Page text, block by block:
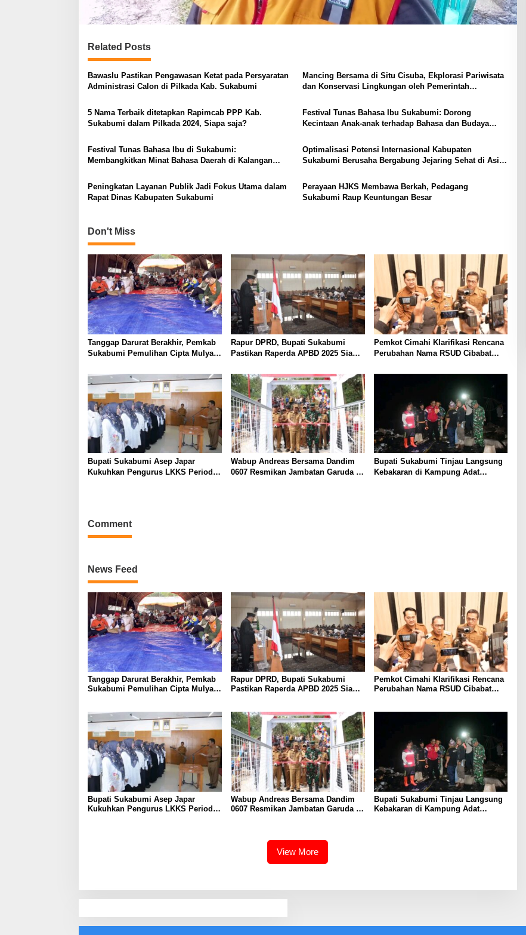
Related Posts
Bawaslu Pastikan Pengawasan Ketat pada Persyaratan
Administrasi Calon di Pilkada Kab. Sukabumi
Mancing Bersama di Situ Cisuba, Ekplorasi Pariwisata
dan Konservasi Lingkungan oleh Pemerintah
5 Nama Terbaik ditetapkan Rapimcab PPP Kab.
Sukabumi dalam Pilkada 2024, Siapa saja?
Festival Tunas Bahasa Ibu Sukabumi: Dorong
Kecintaan Anak-anak terhadap Bahasa dan Budaya
Festival Tunas Bahasa Ibu di Sukabumi:
Membangkitkan Minat Bahasa Daerah di Kalangan
Optimalisasi Potensi Internasional Kabupaten
Sukabumi Berusaha Bergabung Jejaring Sehat di Asia
Peningkatan Layanan Publik Jadi Fokus Utama dalam
Rapat Dinas Kabupaten Sukabumi
Perayaan HJKS Membawa Berkah, Pedagang
Sukabumi Raup Keuntungan Besar
Don't Miss
Tanggap Darurat Berakhir, Pemkab
Sukabumi Pemulihan Cipta Mulya
Rapur DPRD, Bupati Sukabumi
Pastikan Raperda APBD 2025 Siap
Pemkot Cimahi Klarifikasi Rencana
Perubahan Nama RSUD Cibabat
Bupati Sukabumi Asep Japar
Kukuhkan Pengurus LKKS Periode
Wabup Andreas Bersama Dandim
0607 Resmikan Jambatan Garuda di
Bupati Sukabumi Tinjau Langsung
Kebakaran di Kampung Adat
Comment
News Feed
Tanggap Darurat Berakhir, Pemkab
Sukabumi Pemulihan Cipta Mulya
Rapur DPRD, Bupati Sukabumi
Pastikan Raperda APBD 2025 Siap
Pemkot Cimahi Klarifikasi Rencana
Perubahan Nama RSUD Cibabat
Bupati Sukabumi Asep Japar
Kukuhkan Pengurus LKKS Periode
Wabup Andreas Bersama Dandim
0607 Resmikan Jambatan Garuda di
Bupati Sukabumi Tinjau Langsung
Kebakaran di Kampung Adat
View More